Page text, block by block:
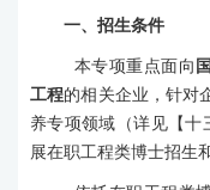
一、 招生条件
本专项重点面向
工程的相关企业，针对
养专项领域（详见【十
展在职工程类博士招生